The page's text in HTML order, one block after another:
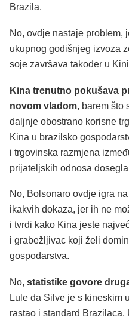
Brazila.
No, ovdje nastaje problem,
ukupnog godišnjeg izvoza
soje završava također u
Kina trenutno pokušava
novom vladom, barem što
daljnje obostrano korisne
Kina u brazilsko
i trgovinska razmjena
prijateljskih odnosa
No, Bolsonaro ovdje igra
ikakvih dokaza, jer ih ne
i tvrdi kako Kina jeste
i grabežljivac koji želi
gospodarstva.
No, statistike govore
Lule da Silve je s kineskim
rastao i standard Brazilaca.